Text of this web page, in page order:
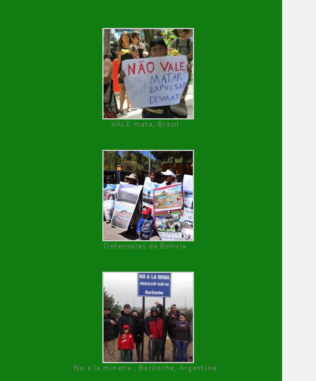
VALE mata, Brasil
Defensoras de Bolivia
No a la minería , Bariloche, Argentina